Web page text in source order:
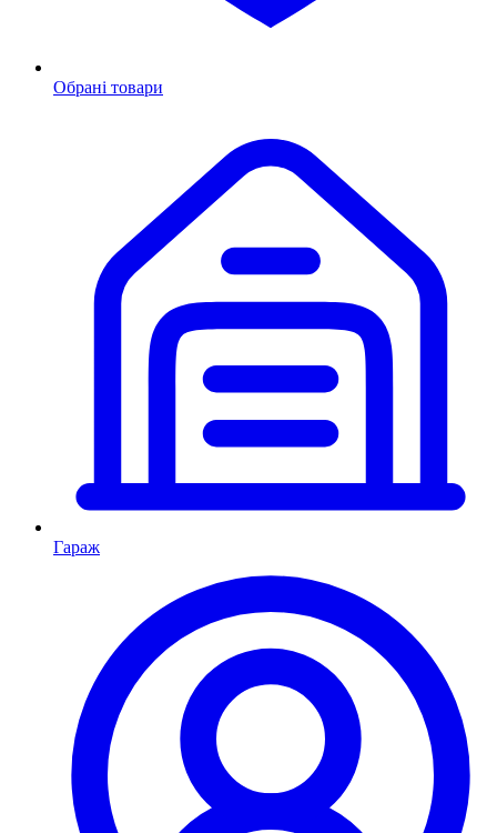
Обрані товари
Гараж